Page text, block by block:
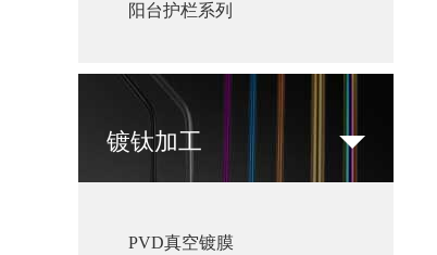
阳台护栏系列
镀钛加工
PVD真空镀膜